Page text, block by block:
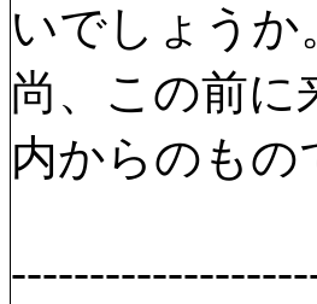
いでしょうか
尚、この前に
内からのもの